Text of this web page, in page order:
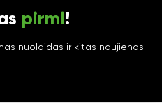
pirmi!
nuolaidas ir kitas naujienas.